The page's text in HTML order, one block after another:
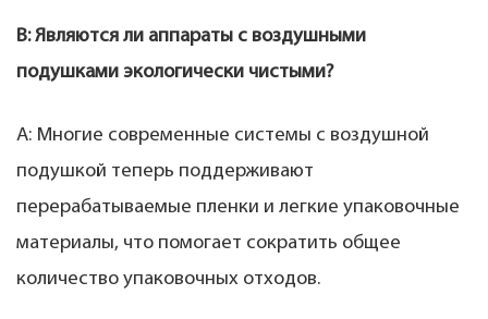
В: Являются ли аппараты с воздушными
подушками экологически чистыми?
А: Многие современные системы с воздушной
подушкой теперь поддерживают
перерабатываемые пленки и легкие упаковочные
материалы, что помогает сократить общее
количество упаковочных отходов.